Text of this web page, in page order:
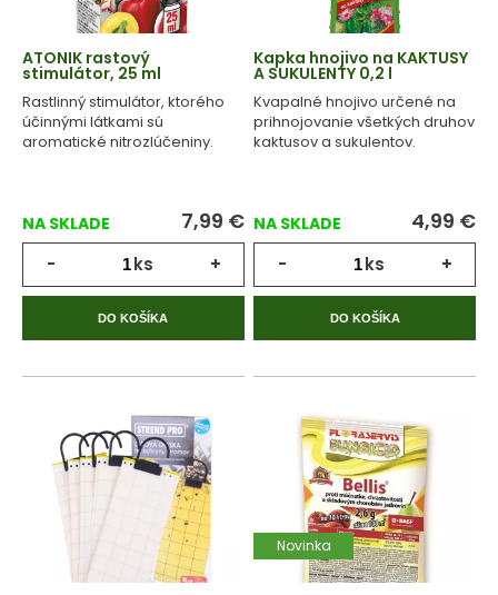
ATONIK rastový
stimulátor, 25 ml
Rastlinný stimulátor, ktorého
účinnými látkami sú
aromatické nitrozlúčeniny.
NA SKLADE 7,99 €
- ks +
DO KOŠÍKA
Kapka hnojivo na KAKTUSY
A SUKULENTY 0,2 l
Kvapalné hnojivo určené na
prihnojovanie všetkých druhov
kaktusov a sukulentov.
NA SKLADE 4,99 €
- ks +
DO KOŠÍKA
Novinka